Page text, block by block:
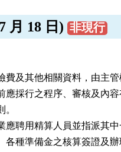
月 18 日) 非現行
費及其他相關資料，由主
應採行之程序、審核及內
應聘用精算人員並指派其
各種準備金之核算簽證及